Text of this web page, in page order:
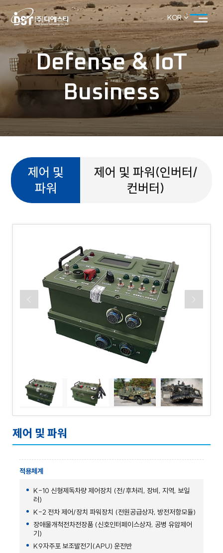
KOR
KOR
ENG
Defense&IoT
Business
제어 및
파워
제어 및 파워(인버터/
컨버터)
제어 및 파워
적용체계
K-10 신형제독차량 제어장치 (전/후처리, 장비, 지역, 보일
러)
K-2 전차 제어/장치 파워장치 (전원공급상자, 방전저항모듈)
장애물개척전차전장품 (신호인터페이스상자, 공병 유압제어
기)
K9자주포 보조발전기(APU) 운전반